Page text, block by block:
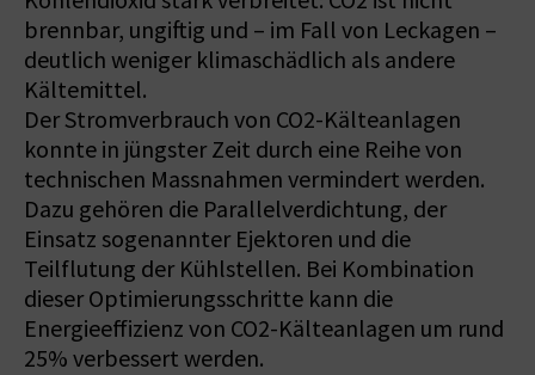
brennbar, ungiftig und – im Fall von Leckagen –
deutlich weniger klimaschädlich als andere
Kältemittel.
Der Stromverbrauch von CO2-Kälteanlagen
konnte in jüngster Zeit durch eine Reihe von
technischen Massnahmen vermindert werden.
Dazu gehören die Parallelverdichtung, der
Einsatz sogenannter Ejektoren und die
Teilflutung der Kühlstellen. Bei Kombination
dieser Optimierungsschritte kann die
Energieeffizienz von CO2-Kälteanlagen um rund
25% verbessert werden.